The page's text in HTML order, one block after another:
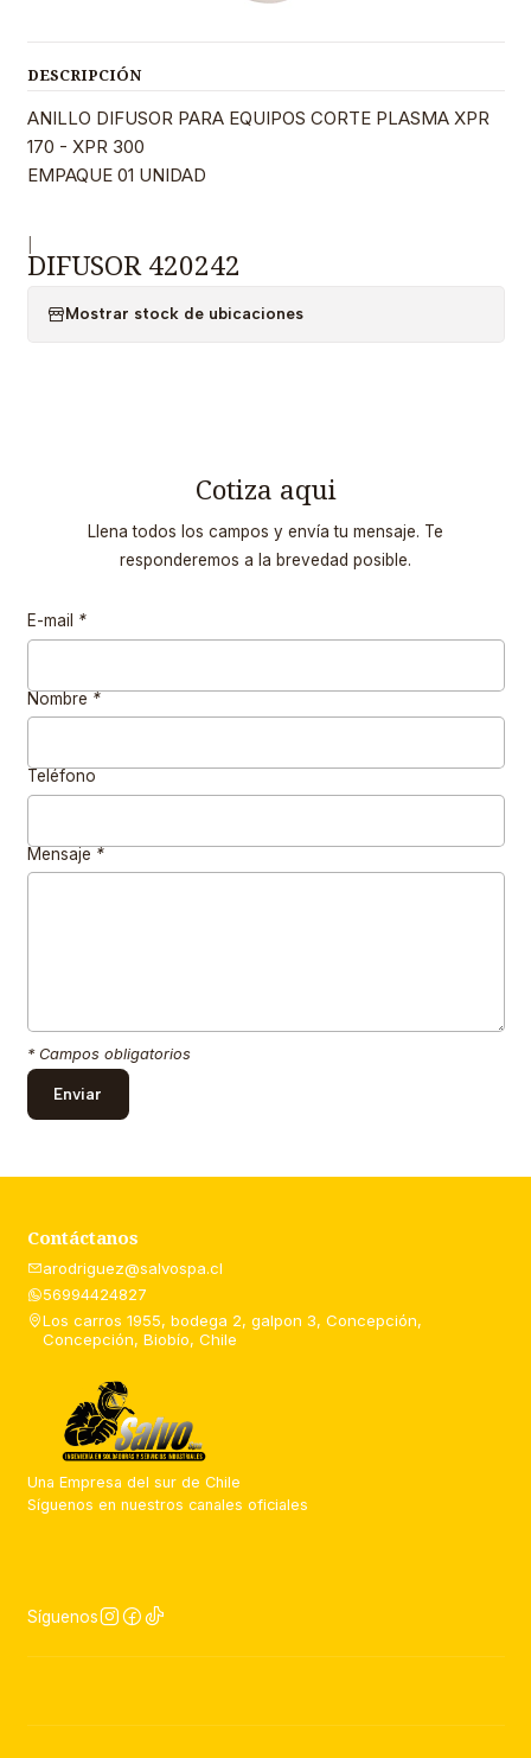
DESCRIPCIÓN
ANILLO DIFUSOR PARA EQUIPOS CORTE PLASMA XPR
170 - XPR 300
EMPAQUE 01 UNIDAD
DIFUSOR 420242
Mostrar stock de ubicaciones
Cotiza aqui
Llena todos los campos y envía tu mensaje. Te
responderemos a la brevedad posible.
E-mail *
Nombre *
Teléfono
Mensaje *
* Campos obligatorios
Contáctanos
arodriguez@salvospa.cl
56994424827
Los carros 1955, bodega 2, galpon 3, Concepción,
Concepción, Biobío, Chile
Una Empresa del sur de Chile
Síguenos en nuestros canales oficiales
Síguenos